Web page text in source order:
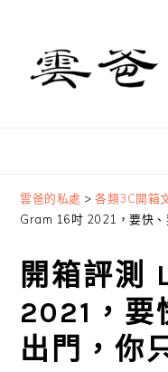
primary
navigation
content
primary
sidebar
雲爸的私處 >各類3C開箱
Gram 16吋 2021，要快、
開箱評測
2021，要
出門，你